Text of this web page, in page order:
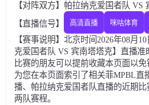
【对阵双方】帕拉纳克爱国者队 VS
【直播信号】
高清直播 咪咕体育
【赛事说明】北京时间2026年08月
克爱国者队 VS 宾南塔塔克】直播
比赛的朋友可以提前收藏本页面以
为您在本页面索引了相关菲MPBL直
播、帕拉纳克爱国者队直播的近期比
两队赛程。